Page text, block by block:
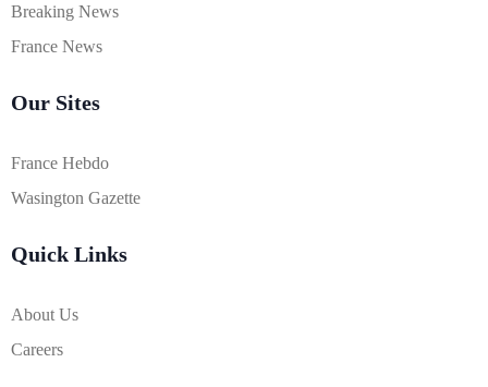
Breaking News
France News
Our Sites
France Hebdo
Wasington Gazette
Quick Links
About Us
Careers